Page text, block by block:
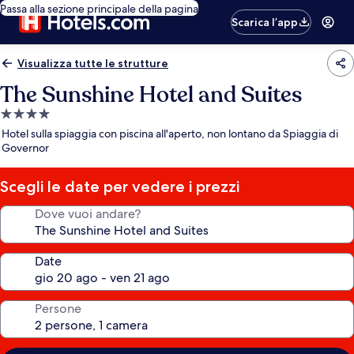
Passa alla sezione principale della pagina
Scarica l’app
Visualizza tutte le strutture
The Sunshine Hotel and Suites
Struttura
a
4.0
stelle
Hotel sulla spiaggia con piscina all'aperto, non lontano da Spiaggia di
Governor
Scegli le date per vedere i prezzi
Dove vuoi andare?
Date
Persone